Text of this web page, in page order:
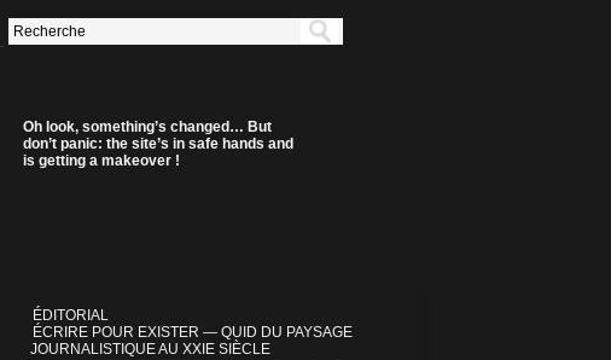
Oh look, something’s changed… But
don’t panic: the site’s in safe hands and
is getting a makeover !
ÉDITORIAL
ÉCRIRE POUR EXISTER — QUID DU PAYSAGE
JOURNALISTIQUE AU XXIE SIÈCLE